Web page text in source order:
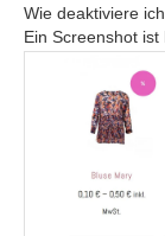
Wie deaktiviere
Ein Screenshot ist